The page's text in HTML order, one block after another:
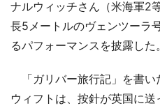
ナルウィッチさん（米海軍2
長5メートルのヴェンツーラ
るパフォーマンスを披露した。
「ガリバー旅行記」を書い
ウィフトは、按針が英国に